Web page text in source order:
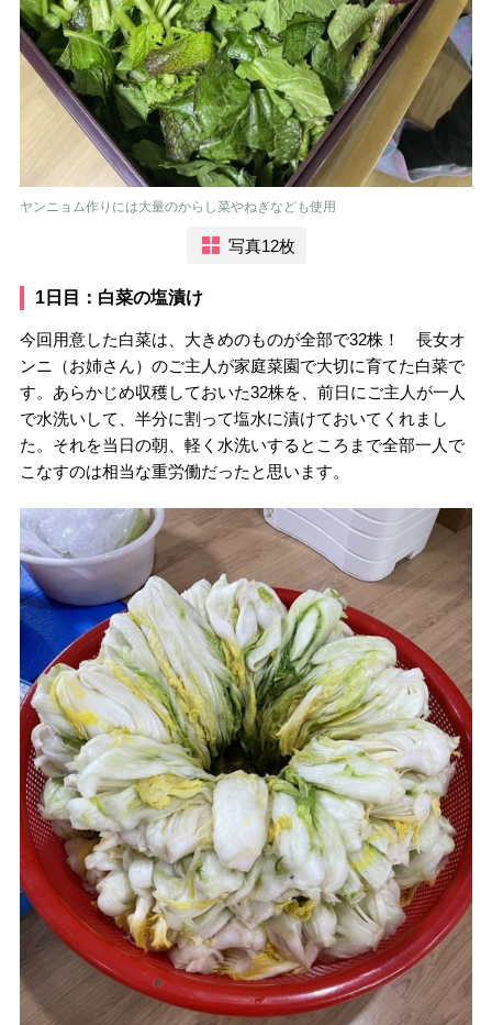
ヤンニョム作りには大量のからし菜やねぎなども使用
写真12枚
1日目：白菜の塩漬け
今回用意した白菜は、大きめのものが全部で32株！ 長女オ
ンニ（お姉さん）のご主人が家庭菜園で大切に育てた白菜で
す。あらかじめ収穫しておいた32株を、前日にご主人が一人
で水洗いして、半分に割って塩水に漬けておいてくれまし
た。それを当日の朝、軽く水洗いするところまで全部一人で
こなすのは相当な重労働だったと思います。